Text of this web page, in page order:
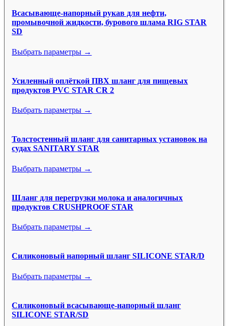
Всасывающе-напорный рукав для нефти,
промывочной жидкости, бурового шлама RIG STAR
SD
Выбрать параметры →
Усиленный оплёткой ПВХ шланг для пищевых
продуктов PVC STAR CR 2
Выбрать параметры →
Толстостенный шланг для санитарных установок на
судах SANITARY STAR
Выбрать параметры →
Шланг для перегрузки молока и аналогичных
продуктов CRUSHPROOF STAR
Выбрать параметры →
Силиконовый напорный шланг SILICONE STAR/D
Выбрать параметры →
Силиконовый всасывающе-напорный шланг
SILICONE STAR/SD